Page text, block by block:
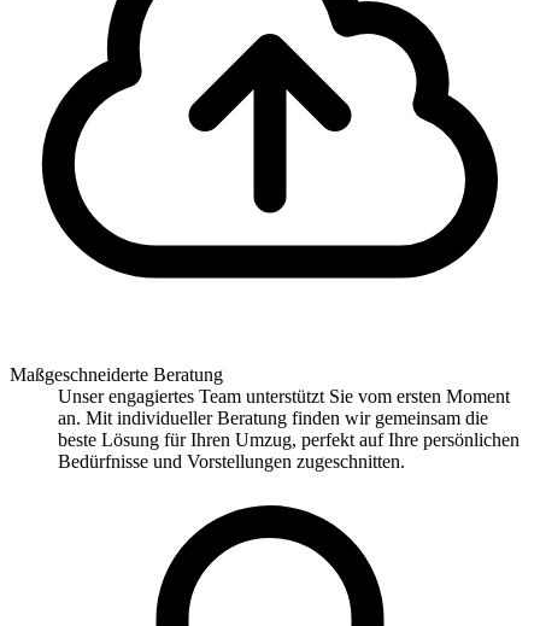
Maßgeschneiderte Beratung
Unser engagiertes Team unterstützt Sie vom ersten Moment
an. Mit individueller Beratung finden wir gemeinsam die
beste Lösung für Ihren Umzug, perfekt auf Ihre persönlichen
Bedürfnisse und Vorstellungen zugeschnitten.